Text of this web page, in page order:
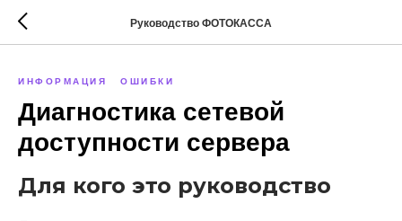
Руководство ФОТОКАССА
ИНФОРМАЦИЯ ОШИБКИ
Диагностика сетевой
доступности сервера
Для кого это руководство